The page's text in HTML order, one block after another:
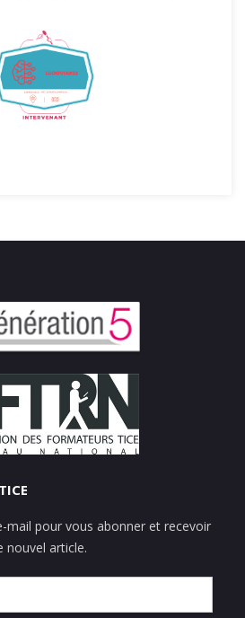
mail pour vous abonner et recevoir
nouvel article.